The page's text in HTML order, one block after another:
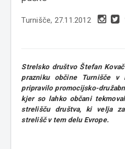
Turnišče, 27.11.2012
Strelsko društvo Štefan
prazniku občine Turnišče v
pripravilo promocijsko-
kjer so lahko občani
strelišču društva, ki velja
strelišč v tem delu Evrope.